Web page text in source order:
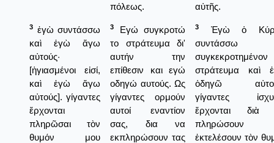
πόλεως.
αὐτῆς.
3 ἐγὼ συντάσσω
καὶ ἐγὼ ἄγω
αὐτούς·
[ἡγιασμένοι εἰσί,
καὶ ἐγὼ ἄγω
αὐτούς]. γίγαντες
ἔρχονται
πληρῶσαι τὸν
θυμόν μου
3
Εγώ συγκροτώ
το στράτευμα δι'
αυτήν την
επίθεσιν και εγώ
οδηγώ αυτούς. Ως
γίγαντες ορμούν
αυτοί εναντίον
σας, δια να
εκπληρώσουν τας
3
Ἐγὼ ὁ
συντάσσω
συγκεκροτημένον
στράτευμα καὶ
ὁδηγῶ
γίγαντες
ἔρχονται διὰ
πληρώσουν
ἐκτελέσουν τὸν